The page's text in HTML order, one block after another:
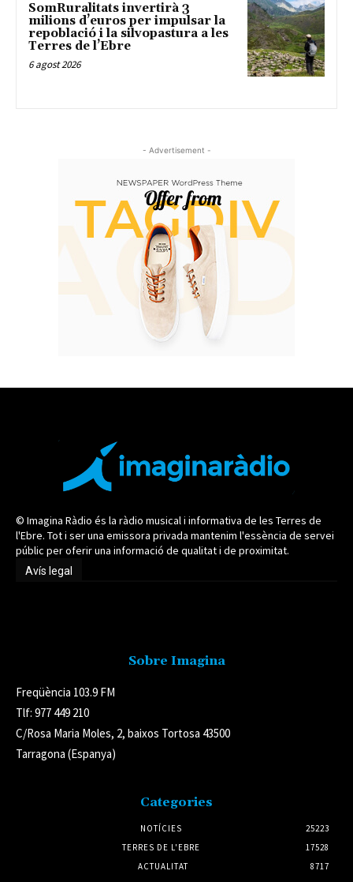
SomRuralitats invertirà 3
milions d’euros per impulsar la
repoblació i la silvopastura a les
Terres de l’Ebre
6 agost 2026
- Advertisement -
© Imagina Ràdio és la ràdio musical i informativa de les Terres de
l'Ebre. Tot i ser una emissora privada mantenim l'essència de servei
públic per oferir una informació de qualitat i de proximitat.
Avís legal
Sobre Imagina
Freqüència 103.9 FM
Tlf: 977 449 210
C/Rosa Maria Moles, 2, baixos Tortosa 43500
Tarragona (Espanya)
Categories
NOTÍCIES
25223
TERRES DE L'EBRE
17528
ACTUALITAT
8717